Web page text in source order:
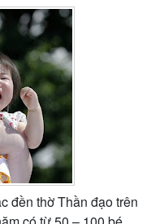
đền thờ Thần đạo trên